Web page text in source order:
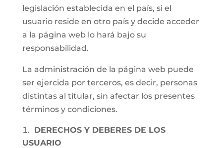
legislación establecida en el país, si el
usuario reside en otro país y decide acceder
a la página web lo hará bajo su
responsabilidad.
La administración de la página web puede
ser ejercida por terceros, es decir, personas
distintas al titular, sin afectar los presentes
términos y condiciones.
DERECHOS Y DEBERES DE LOS
USUARIO